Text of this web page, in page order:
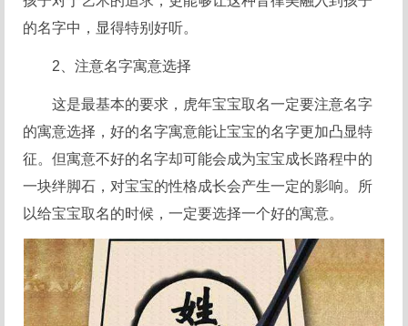
的名字中，显得特别好听。
2、注意名字寓意选择
这是最基本的要求，虎年宝宝取名一定要注意名字
的寓意选择，好的名字寓意能让宝宝的名字更加凸显特
征。但寓意不好的名字却可能会成为宝宝成长路程中的
一块绊脚石，对宝宝的性格成长会产生一定的影响。所
以给宝宝取名的时候，一定要选择一个好的寓意。